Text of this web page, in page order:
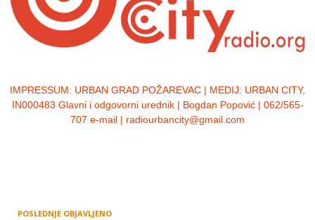
IMPRESSUM: URBAN GRAD POŽAREVAC | MEDIJ: URBAN CITY,
IN000483 Glavni i odgovorni urednik | Bogdan Popović | 062/565-
707 e-mail | radiourbancity@gmail.com
POSLEDNJE OBJAVLJENO